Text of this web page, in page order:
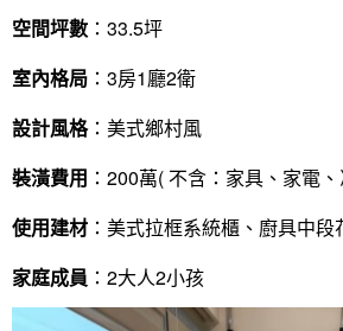
空間坪數 ：33.5坪
室內格局 ：3房1廳2衛
設計風格：美式鄉村風
裝潢費用 ：200萬( 不含：家具、家電
使用建材 ：美式拉框系統櫃、廚具中
家庭成員 ：2大人2小孩